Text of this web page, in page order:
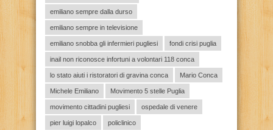
emiliano sempre dalla durso
emiliano sempre in televisione
emiliano snobba gli infermieri pugliesi fondi crisi puglia
inail non riconosce infortuni a volontari 118 conca
lo stato aiuti i ristoratori di gravina conca Mario Conca
Michele Emiliano Movimento 5 stelle Puglia
movimento cittadini pugliesi ospedale di venere
pier luigi lopalco policlinico